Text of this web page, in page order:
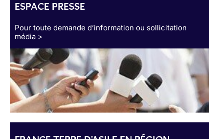
ESPACE PRESSE
Pour toute demande d’information ou sollicitation
média >